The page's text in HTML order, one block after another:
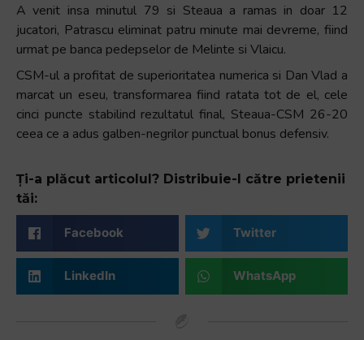
A venit insa minutul 79 si Steaua a ramas in doar 12
jucatori, Patrascu eliminat patru minute mai devreme, fiind
urmat pe banca pedepselor de Melinte si Vlaicu.
CSM-ul a profitat de superioritatea numerica si Dan Vlad a
marcat un eseu, transformarea fiind ratata tot de el, cele
cinci puncte stabilind rezultatul final, Steaua-CSM 26-20
ceea ce a adus galben-negrilor punctual bonus defensiv.
Ți-a plăcut articolul? Distribuie-l către prietenii
tăi:
Facebook Twitter
LinkedIn WhatsApp